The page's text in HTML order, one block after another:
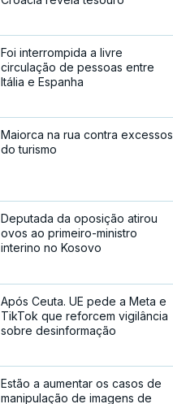
Foi interrompida a livre
circulação de pessoas entre
Itália e Espanha
Maiorca na rua contra excessos
do turismo
Deputada da oposição atirou
ovos ao primeiro-ministro
interino no Kosovo
Após Ceuta. UE pede a Meta e
TikTok que reforcem vigilância
sobre desinformação
Estão a aumentar os casos de
manipulação de imagens de